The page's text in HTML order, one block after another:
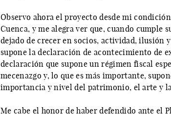
Observo ahora el proyecto desde mi
Cuenca, y me alegra ver que, cuando cumple
dejado de crecer en socios, actividad, ilusión
supone la declaración de acontecimiento de
declaración que supone un régimen fiscal
mecenazgo y, lo que es más importante,
importancia y nivel del patrimonio, el arte y
Me cabe el honor de haber defendido ante el